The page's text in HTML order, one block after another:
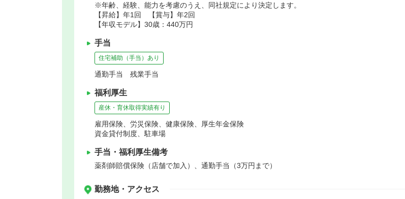
※年齢、経験、能力を考慮のうえ、同社規定により決定します。
【昇給】年1回 【賞与】年2回
【年収モデル】30歳：440万円
手当
住宅補助（手当）あり
通勤手当 残業手当
福利厚生
産休・育休取得実績有り
雇用保険、労災保険、健康保険、厚生年金保険
資金貸付制度、駐車場
手当・福利厚生備考
薬剤師賠償保険（店舗で加入）、通勤手当（3万円まで）
勤務地・アクセス